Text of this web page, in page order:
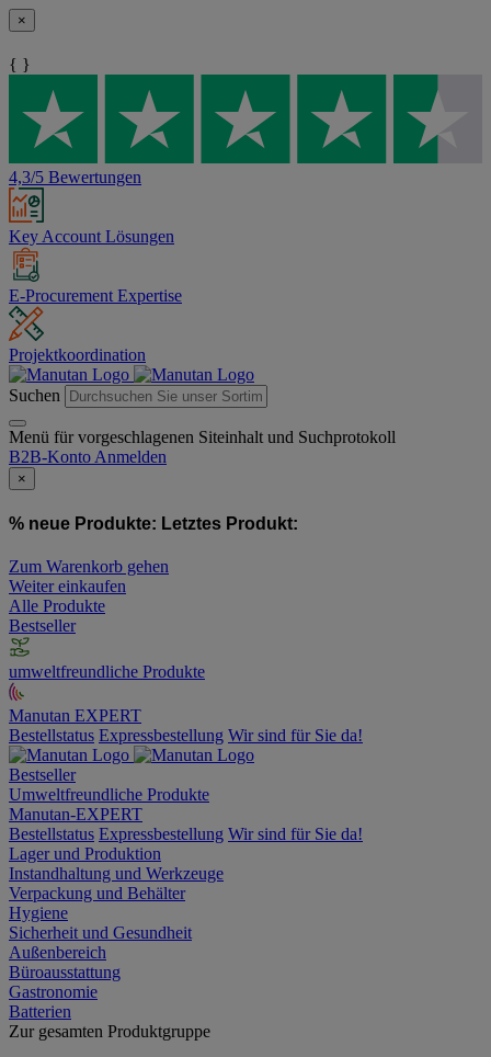
×
{ }
4,3/5 Bewertungen
Key Account Lösungen
E-Procurement Expertise
Projektkoordination
Suchen
Menü für vorgeschlagenen Siteinhalt und Suchprotokoll
B2B-Konto Anmelden
×
% neue Produkte: Letztes Produkt:
Zum Warenkorb gehen
Weiter einkaufen
Alle Produkte
Bestseller
umweltfreundliche Produkte
Manutan EXPERT
Bestellstatus Expressbestellung Wir sind für Sie da!
Bestseller
Umweltfreundliche Produkte
Manutan-EXPERT
Bestellstatus Expressbestellung Wir sind für Sie da!
Lager und Produktion
Instandhaltung und Werkzeuge
Verpackung und Behälter
Hygiene
Sicherheit und Gesundheit
Außenbereich
Büroausstattung
Gastronomie
Batterien
Zur gesamten Produktgruppe